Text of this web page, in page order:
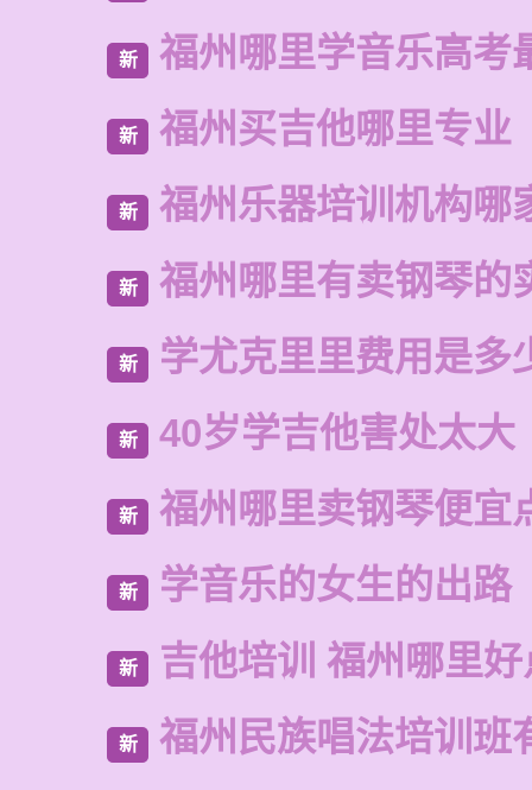
新 福州哪里学音乐高考
新 福州买吉他哪里专业
新 福州乐器培训机构哪
新 福州哪里有卖钢琴的
新 学尤克里里费用是多
新 40岁学吉他害处太大
新 福州哪里卖钢琴便宜
新 学音乐的女生的出路
新 吉他培训 福州哪里好
新 福州民族唱法培训班